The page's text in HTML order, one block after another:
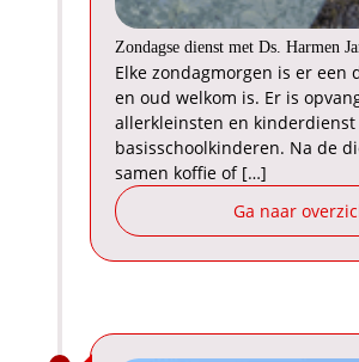
Zondagse dienst met Ds. Harmen
Elke zondagmorgen is er een
en oud welkom is. Er is
allerkleinsten en kinderdienst
basisschoolkinderen. Na de
samen koffie of […]
Ga naar